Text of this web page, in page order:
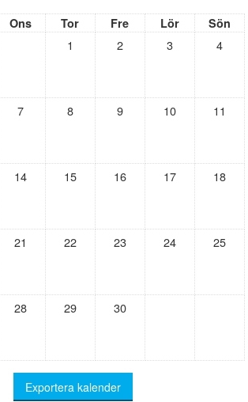
Ons Tor Fre Lör Sön
1 2 3 4
7 8 9 10 11
14 15 16 17 18
21 22 23 24 25
28 29 30